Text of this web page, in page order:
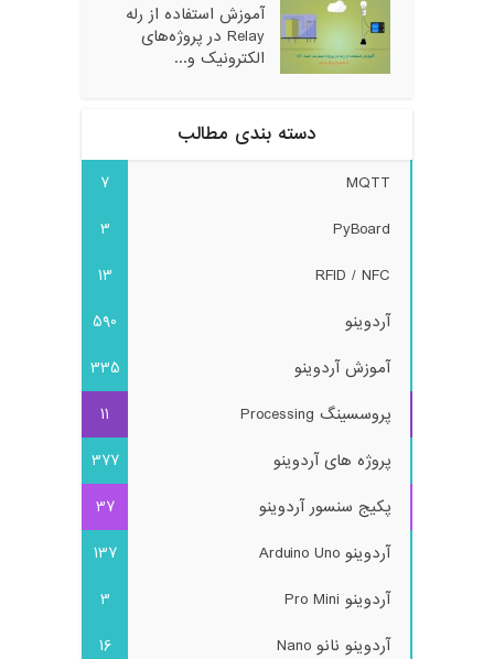
آموزش استفاده از رله
Relay در پروژه‌های
الکترونیک و...
دسته بندی مطالب
MQTT
7
PyBoard
3
RFID / NFC
13
آردوینو
590
آموزش آردوینو
335
پروسسینگ Processing
11
پروژه های آردوینو
377
پکیج سنسور آردوینو
37
آردوینو Arduino Uno
137
آردوینو Pro Mini
3
آردوینو نانو Nano
16